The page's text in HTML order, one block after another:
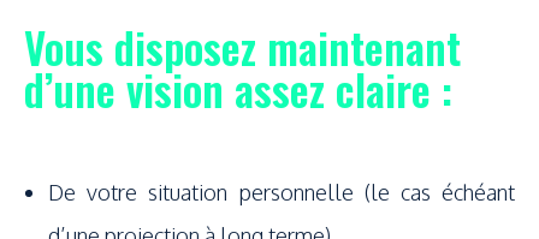
Vous disposez maintenant
d’une vision assez claire :
De votre situation personnelle (le cas échéant